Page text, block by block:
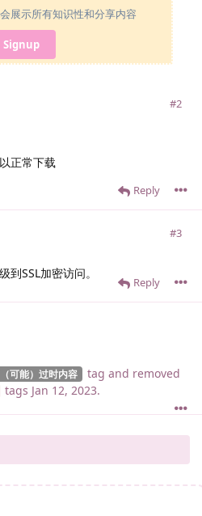
展示所有知识性和分享内容
Signup
#2
正常下载
Reply
#3
SSL加密访问。
Reply
（可能）过时内容 tag and removed
tags Jan 12, 2023.